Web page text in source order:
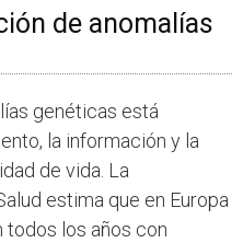
de anomalías
genéticas está
la información y la
de vida. La
estima que en Europa
todos los años con